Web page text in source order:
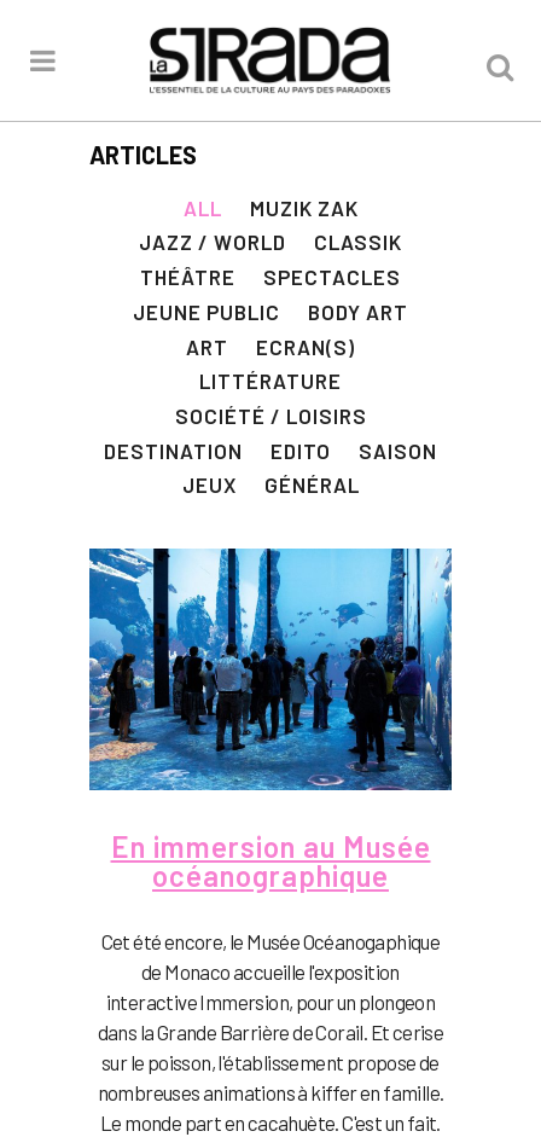
ARTICLES
ALL
MUZIK ZAK
JAZZ / WORLD
CLASSIK
THÉÂTRE
SPECTACLES
JEUNE PUBLIC
BODY ART
ART
ECRAN(S)
LITTÉRATURE
SOCIÉTÉ / LOISIRS
DESTINATION
EDITO
SAISON
JEUX
GÉNÉRAL
En immersion au Musée
océanographique
Cet été encore, le Musée Océanogaphique
de Monaco accueille l'exposition
interactive Immersion, pour un plongeon
dans la Grande Barrière de Corail. Et cerise
sur le poisson, l'établissement propose de
nombreuses animations à kiffer en famille.
Le monde part en cacahuète. C'est un fait.